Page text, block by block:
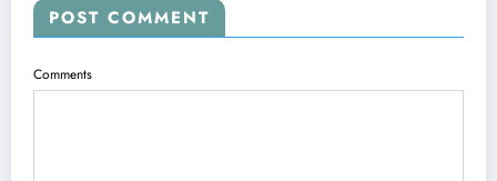
POST COMMENT
Comments